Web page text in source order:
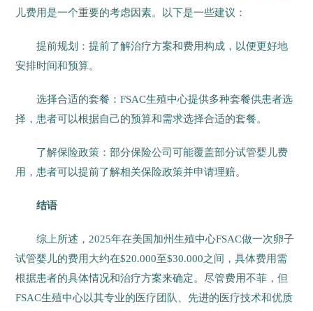
儿费用是一个重要的考虑因素。以下是一些建议：
提前规划：提前了解治疗方案和费用构成，以便更好地
安排时间和预算。
选择合适的套餐：FSAC生殖中心提供多种套餐供患者选
择，患者可以根据自己的预算和需求选择合适的套餐。
了解保险政策：部分保险公司可能覆盖部分试管婴儿费
用，患者可以提前了解相关保险政策并申请理赔。
结语
综上所述，2025年在美国加州生殖中心FSAC做一次卵子
试管婴儿的费用大约在$20.000至$30.000之间，具体费用需
根据患者的具体情况和治疗方案来确定。尽管费用不菲，但
FSAC生殖中心以其专业的医疗团队、先进的医疗技术和优质